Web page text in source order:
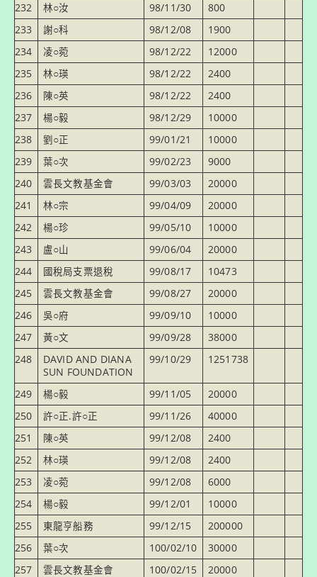
232
林○汝 98/11/30
800
233
謝○科 98/12/08
1900
234
凌○菀 98/12/22
12000
235
林○瑛 98/12/22
2400
236
陳○英 98/12/22
2400
237
楊○毅 98/12/29
10000
238
劉○正 99/01/21
10000
239
葉○次 99/02/23
9000
240
雲長文教基金會 99/03/03
20000
241
林○宗 99/04/09
20000
242
楊○珍 99/05/10
10000
243
盧○山 99/06/04
20000
244
國稅局支票退稅 99/08/17
10473
245
雲長文教基金會 99/08/27
20000
246
吳○府 99/09/10
10000
247
黃○文 99/09/28
38000
248
DAVID AND DIANA
SUN FOUNDATION
99/10/29 1251738
249 楊○毅 99/11/05
20000
250
許○正.許○正 99/11/26
40000
251
陳○英 99/12/08
2400
252
林○瑛 99/12/08
2400
253
凌○菀 99/12/08
6000
254
楊○毅 99/12/01
10000
255
東龍亨船務 99/12/15
200000
256
葉○次 100/02/10
30000
257
雲長文教基金會 100/02/15
20000